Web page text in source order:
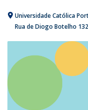
Universidade Católica
Rua de Diogo Botelho